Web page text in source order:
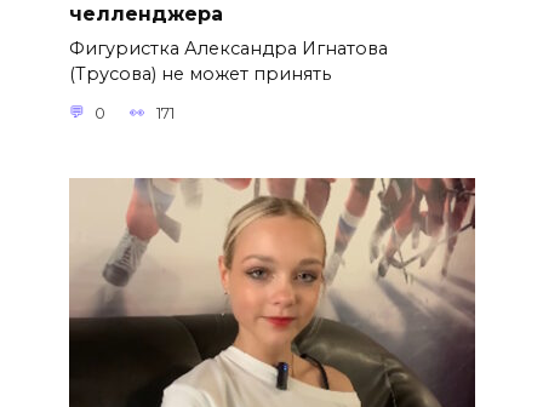
челленджера
Фигуристка Александра Игнатова
(Трусова) не может принять
0 171